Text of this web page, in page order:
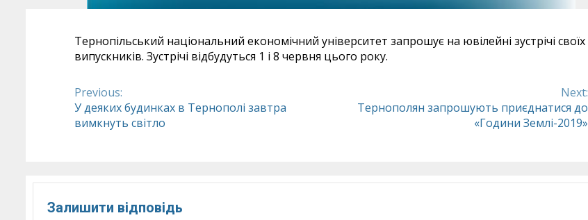
Тернопільський національний економічний університет запрошує на ювілейні зустрічі своїх
випускників. Зустрічі відбудуться 1 і 8 червня цього року.
Continue
Reading
Previous:
У деяких будинках в Тернополі завтра
вимкнуть світло
Next:
Тернополян запрошують приєднатися до
«Години Землі-2019»
Залишити відповідь